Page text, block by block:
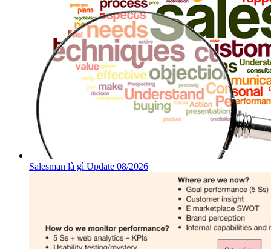
Salesman là gì Update 08/2026